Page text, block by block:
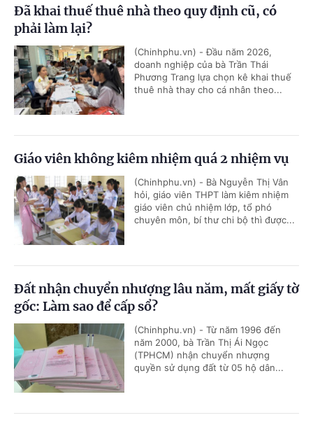
Đã khai thuế thuê nhà theo quy định cũ, có
phải làm lại?
(Chinhphu.vn) - Đầu năm 2026,
doanh nghiệp của bà Trần Thái
Phương Trang lựa chọn kê khai thuế
thuê nhà thay cho cá nhân theo...
Giáo viên không kiêm nhiệm quá 2 nhiệm vụ
(Chinhphu.vn) - Bà Nguyễn Thị Vân
hỏi, giáo viên THPT làm kiêm nhiệm
giáo viên chủ nhiệm lớp, tổ phó
chuyên môn, bí thư chi bộ thì được...
Đất nhận chuyển nhượng lâu năm, mất giấy tờ
gốc: Làm sao để cấp sổ?
(Chinhphu.vn) - Từ năm 1996 đến
năm 2000, bà Trần Thị Ái Ngọc
(TPHCM) nhận chuyển nhượng
quyền sử dụng đất từ 05 hộ dân...